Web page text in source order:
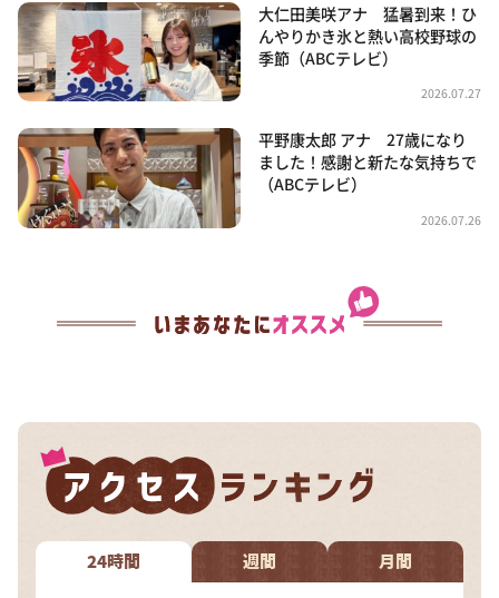
大仁田美咲アナ 猛暑到来！ひ
んやりかき氷と熱い高校野球の
季節（ABCテレビ）
2026.07.27
平野康太郎 アナ 27歳になり
ました！感謝と新たな気持ちで
（ABCテレビ）
2026.07.26
24時間 週間 月間